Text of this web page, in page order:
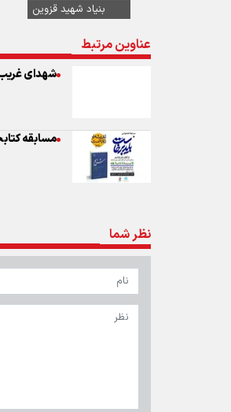
بنیاد شهید قزوین
عناوین مرتبط
شهدای غریب
مسابقه
نظر شما